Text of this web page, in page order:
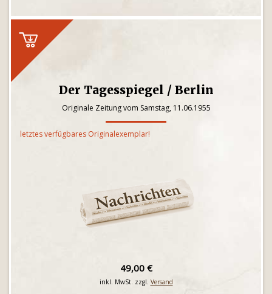
Der Tagesspiegel / Berlin
Originale Zeitung vom Samstag, 11.06.1955
letztes verfügbares Originalexemplar!
49,00 €
inkl. MwSt. zzgl. Versand